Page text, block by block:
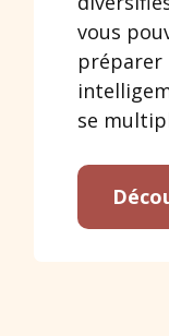
vous
préparer
se